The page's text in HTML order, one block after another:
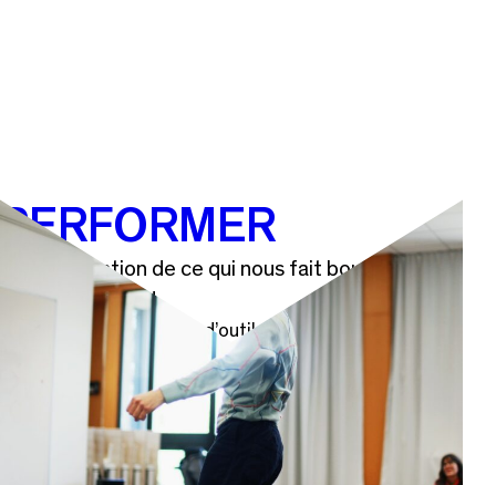
PERFORMER
Une exploration de ce qui nous fait bouger et
vibrer au plateau.
2 week-ends de autour d’outils performatifs menés
par l’artiste Audrey Bodiguel
Performez !